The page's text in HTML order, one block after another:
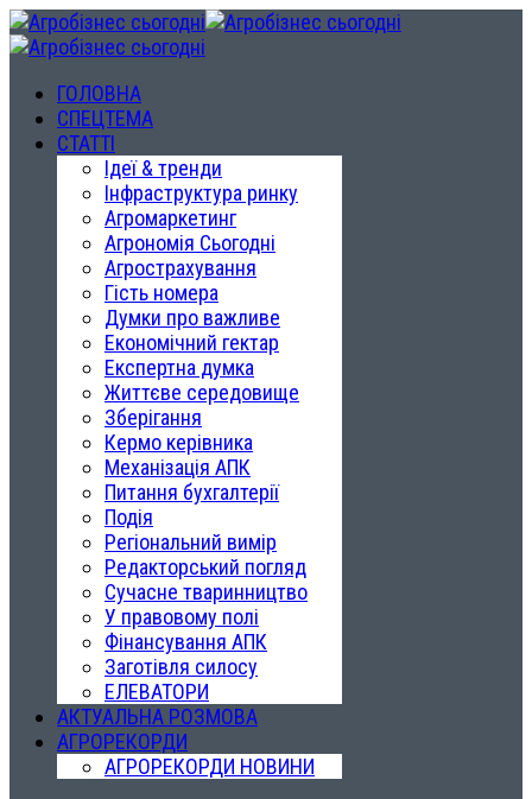
ГОЛОВНА
СПЕЦТЕМА
СТАТТІ
Ідеї & тренди
Інфраструктура ринку
Агромаркетинг
Агрономія Сьогодні
Агрострахування
Гість номера
Думки про важливе
Економічний гектар
Експертна думка
Життєве середовище
Зберігання
Кермо керівника
Механізація АПК
Питання бухгалтерії
Подія
Регіональний вимір
Редакторський погляд
Сучасне тваринництво
У правовому полі
Фінансування АПК
Заготівля силосу
ЕЛЕВАТОРИ
АКТУАЛЬНА РОЗМОВА
АГРОРЕКОРДИ
АГРОРЕКОРДИ НОВИНИ